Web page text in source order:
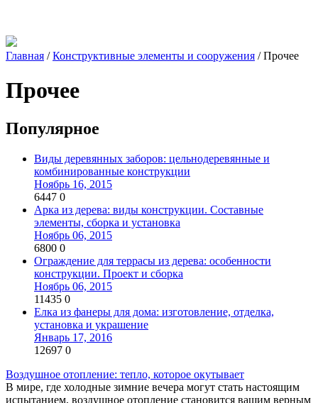
Главная /Конструктивные элементы и сооружения /Прочее
Прочее
Популярное
Виды деревянных заборов: цельнодеревянные и
комбинированные конструкции
Ноябрь 16, 2015
6447 0
Арка из дерева: виды конструкции. Составные
элементы, сборка и установка
Ноябрь 06, 2015
6800 0
Ограждение для террасы из дерева: особенности
конструкции. Проект и сборка
Ноябрь 06, 2015
11435 0
Елка из фанеры для дома: изготовление, отделка,
установка и украшение
Январь 17, 2016
12697 0
Воздушное отопление: тепло, которое окутывает
В мире, где холодные зимние вечера могут стать настоящим
испытанием, воздушное отопление становится вашим верным